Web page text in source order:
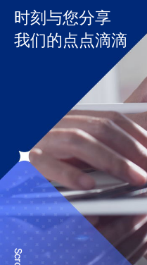
时刻与您分享
我们的点点滴滴